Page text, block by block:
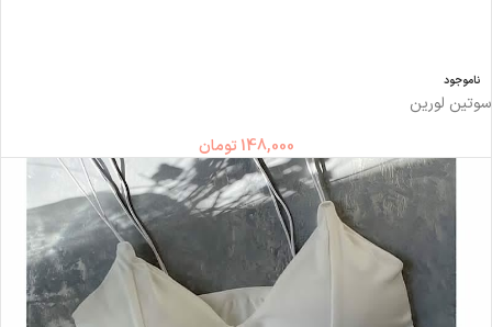
ناموجود
سوتین لورین
148,000 تومان